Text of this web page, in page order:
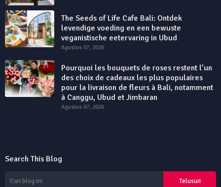
The Seeds of Life Cafe Bali: Ontdek
levendige voeding en een bewuste
veganistische eetervaring in Ubud
Agustus 07, 2026
Pourquoi les bouquets de roses restent l’un
des choix de cadeaux les plus populaires
pour la livraison de fleurs à Bali, notamment
à Canggu, Ubud et Jimbaran
Agustus 07, 2026
Search This Blog